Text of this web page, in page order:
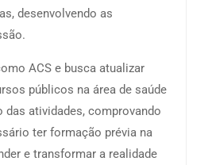
desenvolvendo as
ACS e busca atualizar
públicos na área de saúde
atividades, comprovando
ter formação prévia na
e transformar a realidade